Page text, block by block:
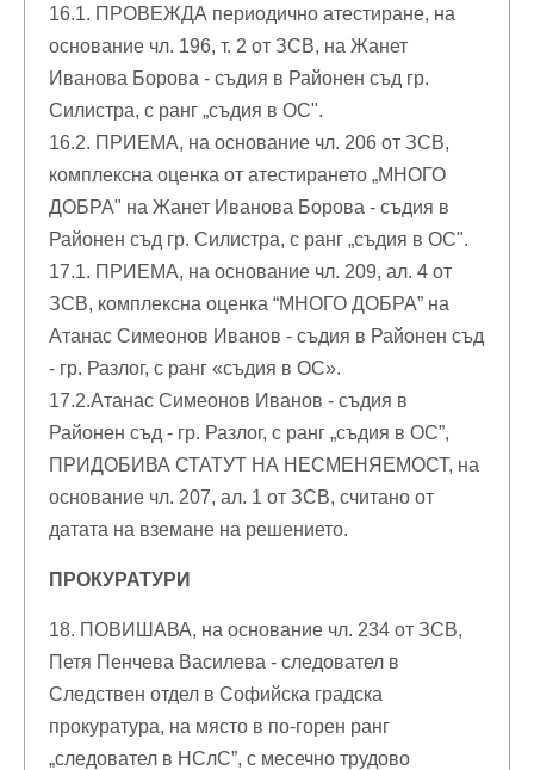
16.1. ПРОВЕЖДА периодично атестиране, на
основание чл. 196, т. 2 от ЗСВ, на Жанет
Иванова Борова - съдия в Районен съд гр.
Силистра, с ранг „съдия в ОС".
16.2. ПРИЕМА, на основание чл. 206 от ЗСВ,
комплексна оценка от атестирането „МНОГО
ДОБРА" на Жанет Иванова Борова - съдия в
Районен съд гр. Силистра, с ранг „съдия в ОС".
17.1. ПРИЕМА, на основание чл. 209, ал. 4 от
ЗСВ, комплексна оценка “МНОГО ДОБРА” на
Атанас Симеонов Иванов - съдия в Районен съд
- гр. Разлог, с ранг «съдия в ОС».
17.2.Атанас Симеонов Иванов - съдия в
Районен съд - гр. Разлог, с ранг „съдия в ОС”,
ПРИДОБИВА СТАТУТ НА НЕСМЕНЯЕМОСТ, на
основание чл. 207, ал. 1 от ЗСВ, считано от
датата на вземане на решението.
ПРОКУРАТУРИ
18. ПОВИШАВА, на основание чл. 234 от ЗСВ,
Петя Пенчева Василева - следовател в
Следствен отдел в Софийска градска
прокуратура, на място в по-горен ранг
„следовател в НСлС”, с месечно трудово